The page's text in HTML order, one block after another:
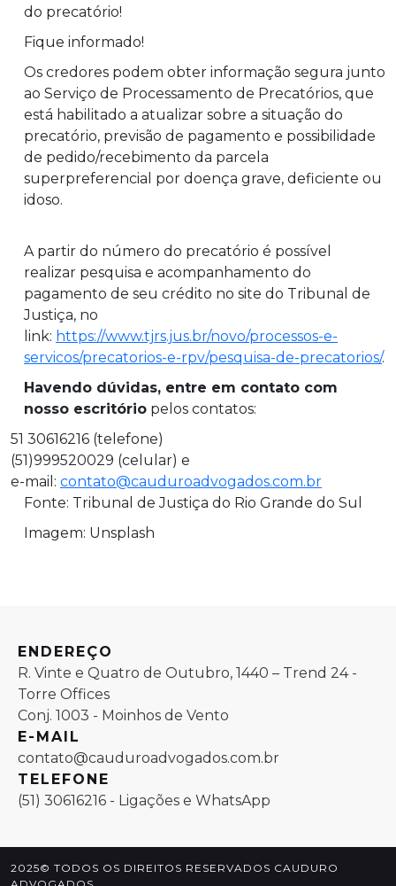
do precatório!
Fique informado!
Os credores podem obter informação segura junto
ao Serviço de Processamento de Precatórios, que
está habilitado a atualizar sobre a situação do
precatório, previsão de pagamento e possibilidade
de pedido/recebimento da parcela
superpreferencial por doença grave, deficiente ou
idoso.
A partir do número do precatório é possível
realizar pesquisa e acompanhamento do
pagamento de seu crédito no site do Tribunal de
Justiça, no
link: https://www.tjrs.jus.br/novo/processos-e-
servicos/precatorios-e-rpv/pesquisa-de-precatorios/.
Havendo dúvidas, entre em contato com
nosso escritório pelos contatos:
51 30616216 (telefone)
(51)999520029 (celular) e
e-mail: contato@cauduroadvogados.com.br
Fonte: Tribunal de Justiça do Rio Grande do Sul
Imagem: Unsplash
ENDEREÇO
R. Vinte e Quatro de Outubro, 1440 – Trend 24 -
Torre Offices
Conj. 1003 - Moinhos de Vento
E-MAIL
contato@cauduroadvogados.com.br
TELEFONE
(51) 30616216 - Ligações e WhatsApp
2025© TODOS OS DIREITOS RESERVADOS CAUDURO